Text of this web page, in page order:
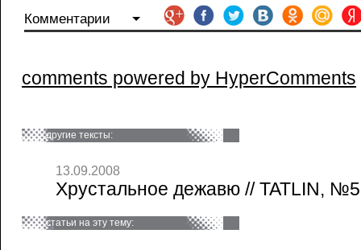
Комментарии
comments powered by HyperComments
другие тексты:
13.09.2008
Хрустальное дежавю // TATLIN,
статьи на эту тему: